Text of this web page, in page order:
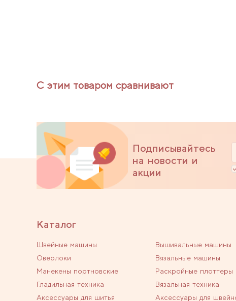
С этим товаром сравнивают
Подписывайтесь
на новости и
акции
Каталог
Швейные машины
Вышивальные машины
Оверлоки
Вязальные машины
Манекены портновские
Раскройные плоттеры
Гладильная техника
Вязальная техника
Аксессуары для шитья
Аксессуары для